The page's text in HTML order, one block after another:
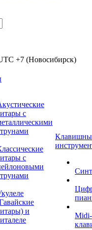
+7 (Новосибирск)
с
с
и
Midi-